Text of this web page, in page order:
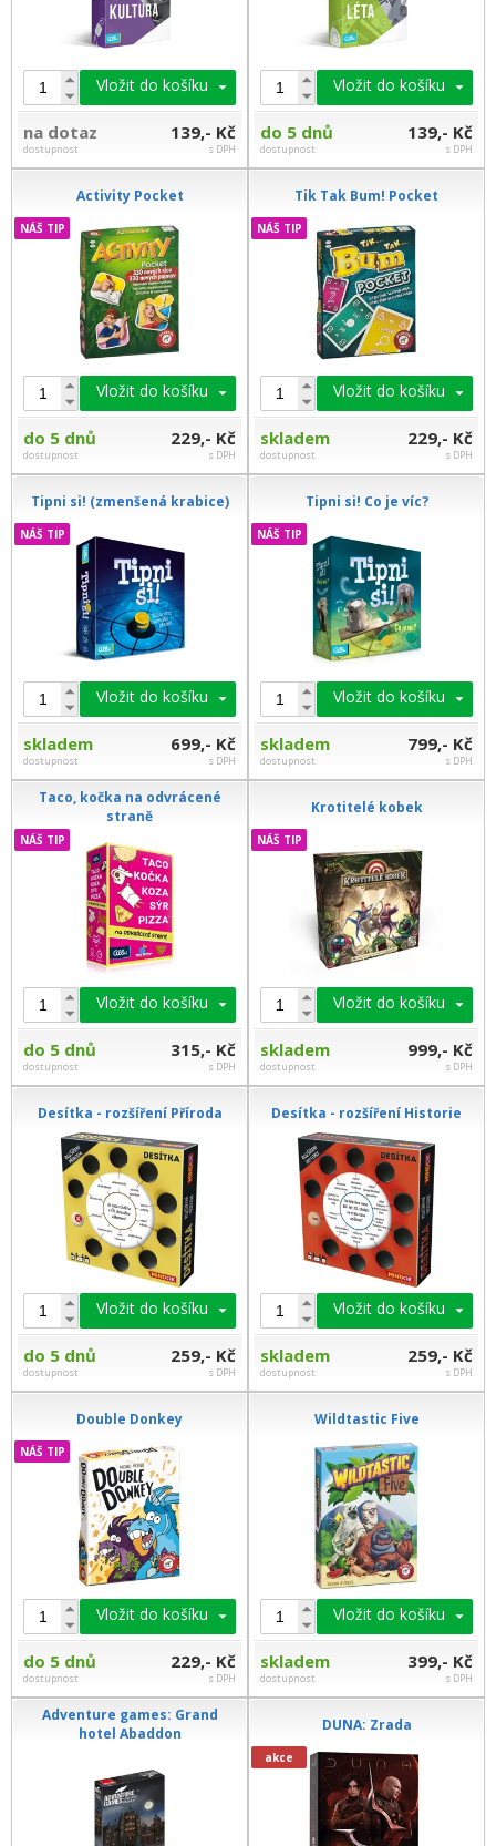
Vložit do košíku
na dotaz
dostupnost
139,- Kč
s DPH
Vložit do košíku
do 5 dnů
dostupnost
139,- Kč
s DPH
Activity Pocket
NÁŠ TIP
Vložit do košíku
do 5 dnů
dostupnost
229,- Kč
s DPH
Tik Tak Bum! Pocket
NÁŠ TIP
Vložit do košíku
skladem
dostupnost
229,- Kč
s DPH
Tipni si! (zmenšená krabice)
NÁŠ TIP
Vložit do košíku
skladem
dostupnost
699,- Kč
s DPH
Tipni si! Co je víc?
NÁŠ TIP
Vložit do košíku
skladem
dostupnost
799,- Kč
s DPH
Taco, kočka na odvrácené
straně
NÁŠ TIP
Vložit do košíku
do 5 dnů
dostupnost
315,- Kč
s DPH
Krotitelé kobek
NÁŠ TIP
Vložit do košíku
skladem
dostupnost
999,- Kč
s DPH
Desítka - rozšíření Příroda
Vložit do košíku
do 5 dnů
dostupnost
259,- Kč
s DPH
Desítka - rozšíření Historie
Vložit do košíku
skladem
dostupnost
259,- Kč
s DPH
Double Donkey
NÁŠ TIP
Vložit do košíku
do 5 dnů
dostupnost
229,- Kč
s DPH
Wildtastic Five
Vložit do košíku
skladem
dostupnost
399,- Kč
s DPH
Adventure games: Grand
hotel Abaddon
DUNA: Zrada
akce